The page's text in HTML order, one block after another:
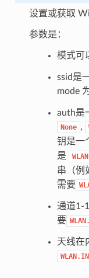
设置或获取
参数是：
模式可
ssid是
mode
auth是
None ,
钥是一
是
串（例
需要
通道1-
要
天线在